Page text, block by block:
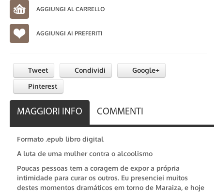
AGGIUNGI AI PREFERITI
Tweet Condividi
Google+
Pinterest
MAGGIORI INFO COMMENTI
Formato .epub libro digital
A luta de uma mulher contra o alcoolismo
Poucas pessoas tem a coragem de expor a própria
intimidade para curar os outros. Eu presenciei muitos
destes momentos dramáticos em torno de Maraiza, e hoje